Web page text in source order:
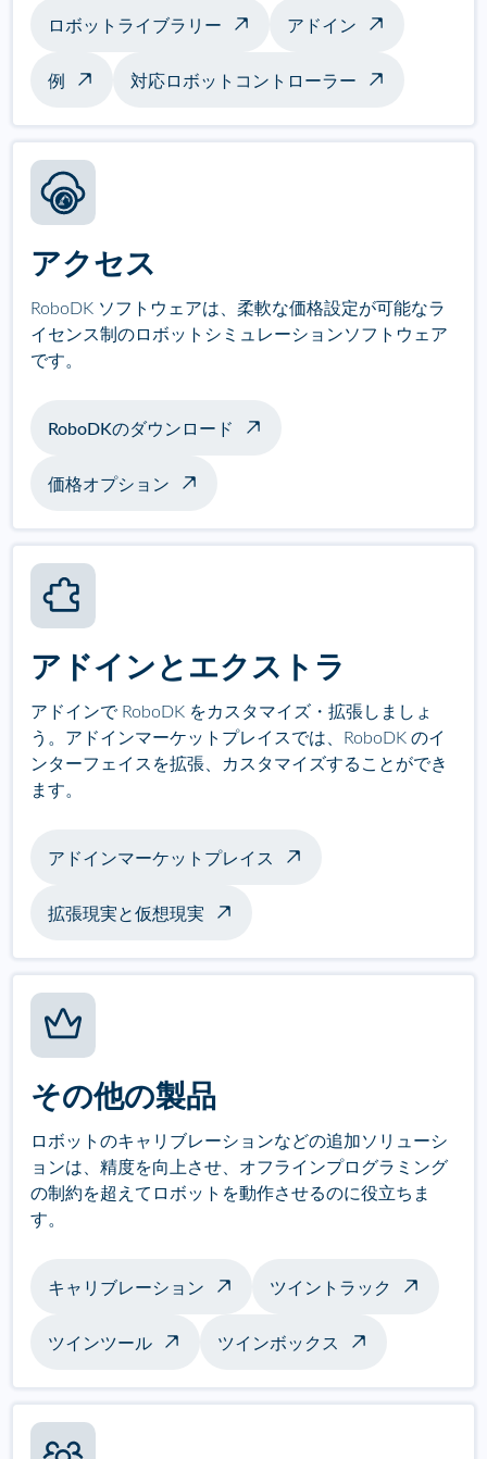
ロボットライブラリー アドイン
例 対応ロボットコントローラー
アクセス
RoboDK ソフトウェアは、柔軟な価格設定が可能なラ
イセンス制のロボットシミュレーションソフトウェア
です。
RoboDKのダウンロード
価格オプション
アドインとエクストラ
アドインで RoboDK をカスタマイズ・拡張しましょ
う。アドインマーケットプレイスでは、RoboDK のイ
ンターフェイスを拡張、カスタマイズすることができ
ます。
アドインマーケットプレイス
拡張現実と仮想現実
その他の製品
ロボットのキャリブレーションなどの追加ソリューシ
ョンは、精度を向上させ、オフラインプログラミング
の制約を超えてロボットを動作させるのに役立ちま
す。
キャリブレーション ツイントラック
ツインツール ツインボックス